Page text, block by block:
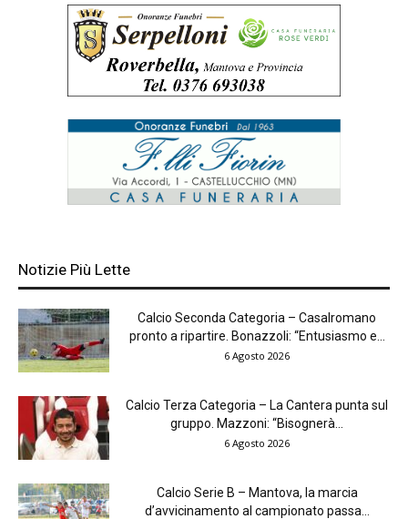
Notizie Più Lette
Calcio Seconda Categoria – Casalromano
pronto a ripartire. Bonazzoli: “Entusiasmo e...
6 Agosto 2026
Calcio Terza Categoria – La Cantera punta sul
gruppo. Mazzoni: “Bisognerà...
6 Agosto 2026
Calcio Serie B – Mantova, la marcia
d’avvicinamento al campionato passa...